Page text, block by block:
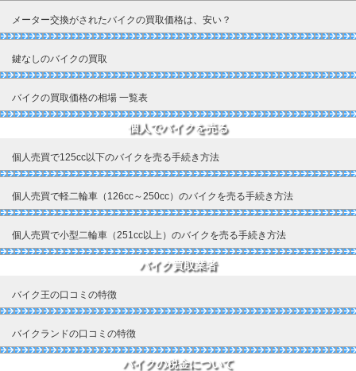
メーター交換がされたバイクの買取価格は、安い？
鍵なしのバイクの買取
バイクの買取価格の相場 一覧表
個人でバイクを売る
個人売買で125cc以下のバイクを売る手続き方法
個人売買で軽二輪車（126cc～250cc）のバイクを売る手続き方法
個人売買で小型二輪車（251cc以上）のバイクを売る手続き方法
バイク買取業者
バイク王の口コミの特徴
バイクランドの口コミの特徴
バイクの税金について